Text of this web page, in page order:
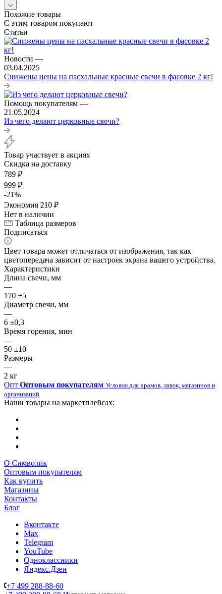
Похожие товары
С этим товаром покупают
Статьи
Новости —
03.04.2025
Снижены цены на пасхальные красные свечи в фасовке 2 кг!
Помощь покупателям —
21.05.2024
Из чего делают церковные свечи?
Товар участвует в акциях
Скидка на доставку
789 ₽
999 ₽
-21%
Экономия 210 ₽
Нет в наличии
Таблица размеров
Подписаться
Цвет товара может отличаться от изображения, так как
цветопередача зависит от настроек экрана вашего устройства.
Характеристики
Длина свечи, мм
—
170 ±5
Диаметр свечи, мм
—
6 ±0,3
Время горения, мин
—
50 ±10
Размеры
—
2 кг
Опт Оптовым покупателям Условия для храмов, лавок, магазинов и
организаций
Наши товары на маркетплейсах:
О Символик
Оптовым покупателям
Как купить
Магазины
Контакты
Блог
Вконтакте
Max
Telegram
YouTube
Одноклассники
Яндекс.Дзен
+7 499 288-88-60